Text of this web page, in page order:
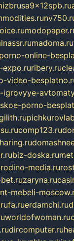
madoma.ru
porno-online-
ribery.ru
video-
igrovyye-
porno-
comp123.ru
biz-doska.ru
media.ru
zaryna.ru
mebeli-
erdamchi.ru
worldofwoman.ru
dircomputer.ru